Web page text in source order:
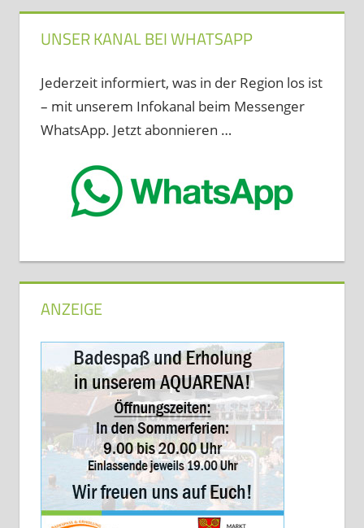
UNSER KANAL BEI WHATSAPP
Jederzeit informiert, was in der Region los ist
– mit unserem Infokanal beim Messenger
WhatsApp. Jetzt abonnieren …
ANZEIGE